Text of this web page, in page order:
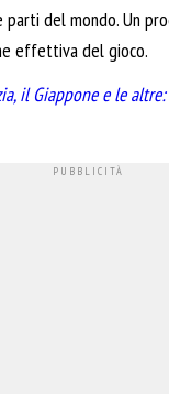
del mondo. Un
effettiva del gioco.
il Giappone e le